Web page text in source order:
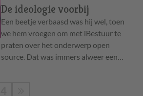
De ideologie voorbij
Een beetje verbaasd was hij wel, toen
we hem vroegen om met iBestuur te
praten over het onderwerp open
source. Dat was immers alweer een…